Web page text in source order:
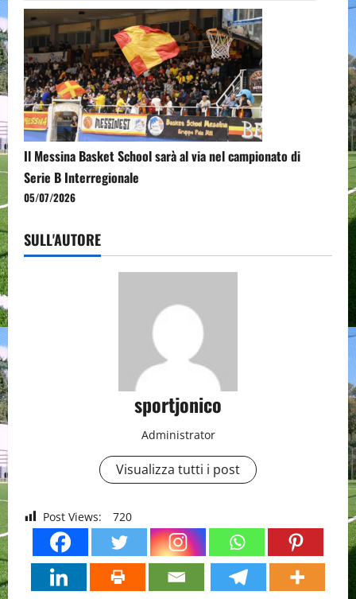
Il Messina Basket School sarà al via nel campionato di
Serie B Interregionale
05/07/2026
SULL'AUTORE
sportjonico
Administrator
Visualizza tutti i post
Post Views: 720